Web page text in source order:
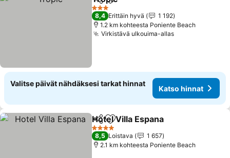
Jaa Lisää suosikkeihin
3 Tähtiluokitus
8,4 Erittäin hyvä
1 192
1.2 km kohteesta Poniente Beach
Virkistävä ulkouima-allas
Valitse päivät nähdäksesi tarkat hinnat
Katso hinnat
Jaa Lisää suosikkeihin
Hotel Villa Espana
4 Tähtiluokitus
8,5 Loistava
1 657
2.1 km kohteesta Poniente Beach